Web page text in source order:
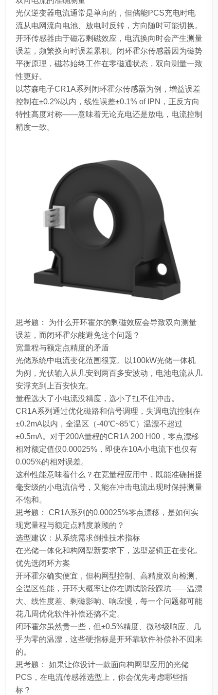
光伏逆变器电流通常是单向的，但储能PCS充电时电
流从电网流向电池、放电时反转，方向随时可能切换。
开环传感器由于磁芯剩磁效应，电流换向时会产生测量
误差，频繁换向时误差累积。闭环霍尔传感器因为磁势
平衡原理，磁芯始终工作在零磁通状态，双向测量一致
性更好。
以芯森电子CR1A系列闭环霍尔传感器为例，增益误差
控制在±0.2%以内，线性误差±0.1% of IPN，正反方向
特性高度对称——意味着无论充电还是放电，电流控制
精度一致。
思考题： 为什么开环霍尔的剩磁效应会导致双向测量
误差，而闭环霍尔能避免这个问题？
宽量程与额定点精度的矛盾
光储系统中电流变化范围很宽。以100kW光储一体机
为例，光伏输入从几安到两百多安波动，电池电流从几
安浮充到上百安快充。
量程选大了小电流没精度，选小了扛不住冲击。
CR1A系列通过优化磁路和信号调理，失调电流控制在
±0.2mA以内，全温区（-40℃~85℃）温漂不超过
±0.5mA。对于200A量程的CR1A 200 H00，零点漂移
相对额定值仅0.00025%，即使在10A小电流下也仅有
0.005%的相对误差。
这种性能意味着什么？在宽量程应用中，既能准确捕捉
毫安级的小电流信号，又能在冲击电流出现时保持测量
不饱和。
思考题： CR1A系列的0.00025%零点漂移，是如何实
现宽量程与额定点精度兼顾的？
选型建议：从系统需求倒推技术指标
在光储一体化和构网型新要求下，选型逻辑正在变化。
优先选闭环方案
开环霍尔确实便宜，但构网型控制、高精度双向检测、
全温区性能，开环大概率让你在调试阶段踩坑——温漂
大、线性度差、剩磁影响、响应慢，每一个问题都可能
花几周优化软件补偿还搞不定。
闭环霍尔虽然贵一些，但±0.5%精度、微秒级响应、几
乎为零的温漂，这些硬指标是开环靠软件补偿补不回来
的。
思考题： 如果让你设计一款面向构网型应用的光储
PCS，在电流传感器选型上，你会优先考虑哪些指
标？